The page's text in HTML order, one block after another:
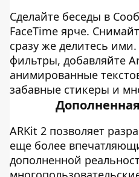
Сделайте беседы в
FaceTime ярче.
сразу же делитесь
фильтры, добавляйте
анимированные
забавные стикеры и
ARKit 2 позволяет
еще более
дополненной